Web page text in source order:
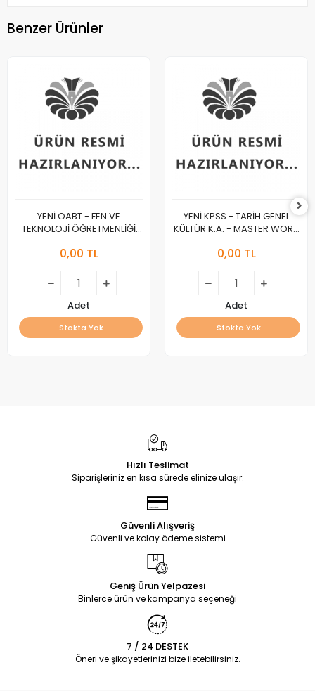
Benzer Ürünler
YENİ ÖABT - FEN VE
TEKNOLOJİ ÖĞRETMENLİĞİ
0,00 TL
Adet
Stokta Yok
YENİ KPSS - TARİH GENEL
KÜLTÜR K.A. - MASTER WORK
0,00 TL
Adet
Stokta Yok
Hızlı Teslimat
Siparişleriniz en kısa sürede elinize ulaşır.
Güvenli Alışveriş
Güvenli ve kolay ödeme sistemi
Geniş Ürün Yelpazesi
Binlerce ürün ve kampanya seçeneği
7 / 24 DESTEK
Öneri ve şikayetlerinizi bize iletebilirsiniz.